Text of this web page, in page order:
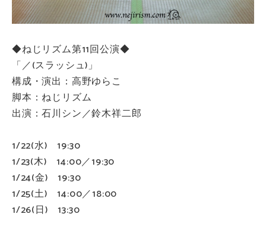
◆ねじリズム第11回公演◆
「／(スラッシュ)」
構成・演出：高野ゆらこ
脚本：ねじリズム
出演：石川シン／鈴木祥二郎
1/22(水) 19:30
1/23(木) 14:00／19:30
1/24(金) 19:30
1/25(土) 14:00／18:00
1/26(日) 13:30